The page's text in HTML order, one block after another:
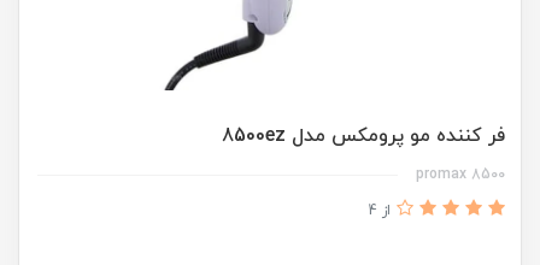
فر کننده مو پرومکس مدل 8500ez
8500 promax
از 4